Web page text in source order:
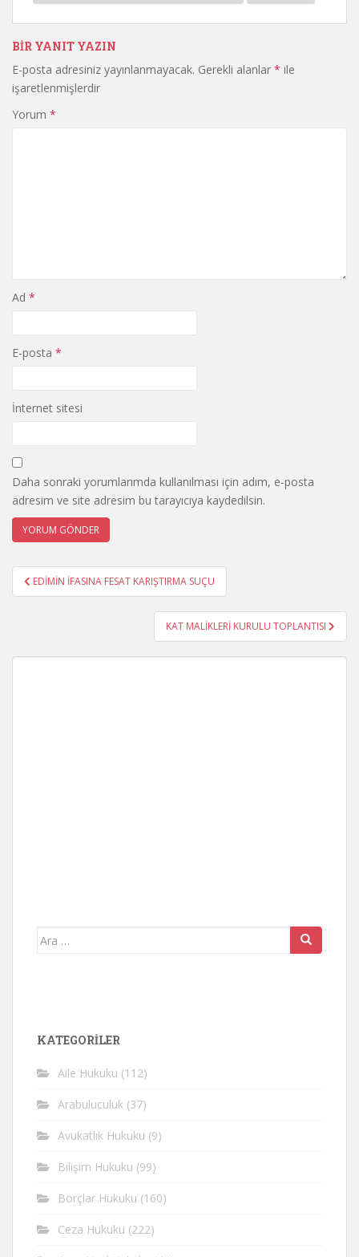
BIR YANIT YAZIN
E-posta adresiniz yayınlanmayacak. Gerekli alanlar * ile
işaretlenmişlerdir
Yorum *
Ad *
E-posta *
İnternet sitesi
Daha sonraki yorumlarımda kullanılması için adım, e-posta
adresim ve site adresim bu tarayıcıya kaydedilsin.
Yazı
gezinmesi
EDİMİN İFASINA FESAT KARIŞTIRMA SUÇU
KAT MALİKLERİ KURULU TOPLANTISI
Arama
KATEGORİLER
Aile Hukuku (112)
Arabuluculuk (37)
Avukatlık Hukuku (9)
Bilişim Hukuku (99)
Borçlar Hukuku (160)
Ceza Hukuku (222)